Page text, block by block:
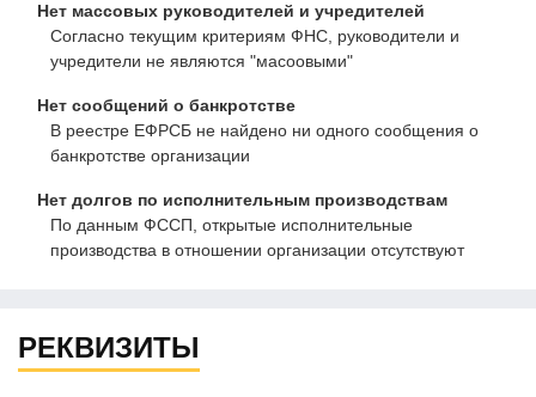
Нет массовых руководителей и учредителей
Согласно текущим критериям ФНС, руководители и
учредители не являются "масоовыми"
Нет сообщений о банкротстве
В реестре ЕФРСБ не найдено ни одного сообщения о
банкротстве организации
Нет долгов по исполнительным производствам
По данным ФССП, открытые исполнительные
производства в отношении организации отсутствуют
РЕКВИЗИТЫ